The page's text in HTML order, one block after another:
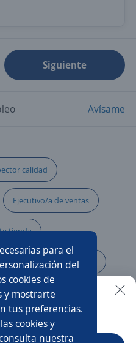
para el
del
cookies de
y mostrarte
tus preferencias.
cookies y
nuestra
Siguiente
Avísame
calidad
Ejecutivo/a de ventas
tienda
comercial punto de venta
Tecnico/a en refrigeración
Auxiliar de enfermería
en la app